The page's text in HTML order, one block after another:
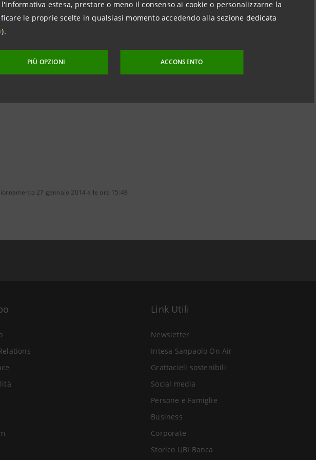
estesa, prestare o meno il consenso ai cookie o personalizzarne la
le proprie scelte in qualsiasi momento accedendo alla sezione dedicata
).
PIÙ OPZIONI ACCONSENTO
27 gennaio 2014 alle ore 15:48
Link Utili
Newsletter
Intesa Sanpaolo On Air
Grattacieli sostenibili
Social media
Persone e Famiglie
Business
Corporate
Storico UBI Banca